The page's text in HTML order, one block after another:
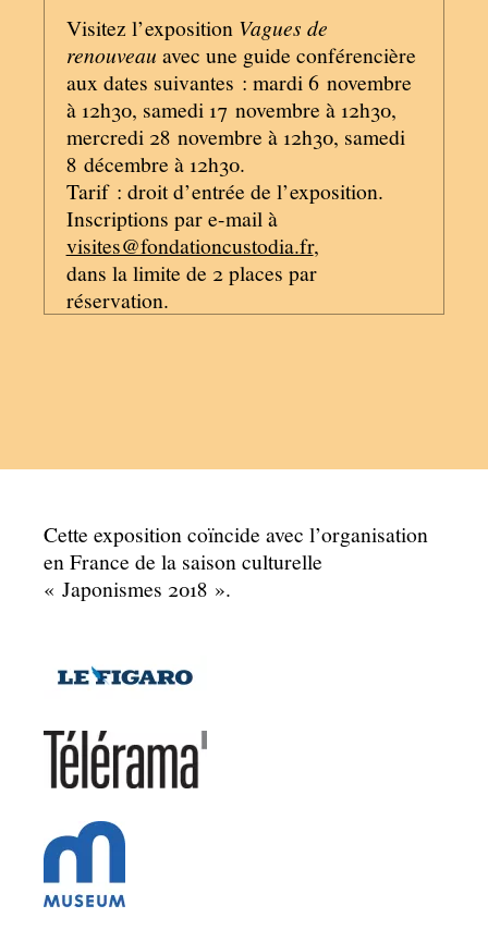
Visitez l’exposition Vagues de
renouveau avec une guide conférencière
aux dates suivantes : mardi 6 novembre
à 12h30, samedi 17 novembre à 12h30,
mercredi 28 novembre à 12h30, samedi
8 décembre à 12h30.
Tarif : droit d’entrée de l’exposition.
Inscriptions par e-mail à
visites@fondationcustodia.fr,
dans la limite de 2 places par
réservation.
Cette exposition coïncide avec l’organisation
en France de la saison culturelle
« Japonismes 2018 ».